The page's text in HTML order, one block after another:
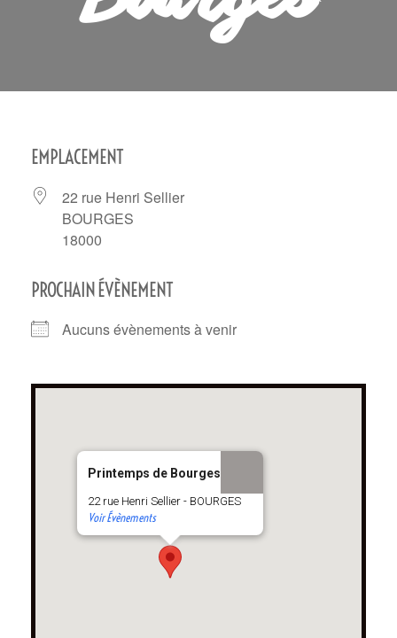
EMPLACEMENT
22 rue Henri Sellier
BOURGES
18000
PROCHAIN ÉVÈNEMENT
Aucuns évènements à venir
Printemps de Bourges
22 rue Henri Sellier - BOURGES
Voir Évènements